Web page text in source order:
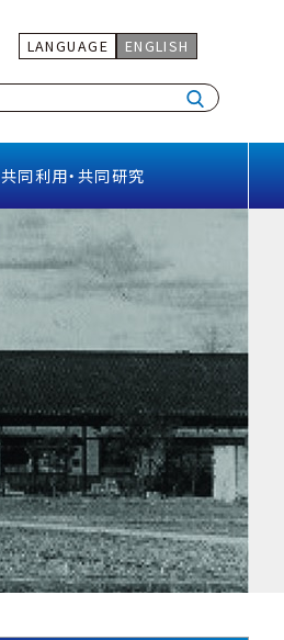
LANGUAGE ENGLISH
共同利用・共同研究